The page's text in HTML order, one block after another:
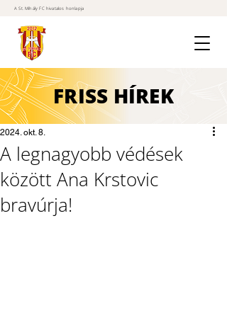
A St. Mihály FC hivatalos honlapja
FRISS HÍREK
A legnagyobb védések
között Ana Krstovic
bravúrja!
2024. okt. 8.